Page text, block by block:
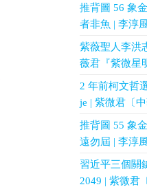
推背圖 56 象
者非魚 | 李淳
紫薇聖人李洪
薇君『紫微星
2 年前柯文哲
je | 紫微君〔
推背圖 55 象
遠勿屆 | 李淳
習近平三個關
2049 | 紫微君